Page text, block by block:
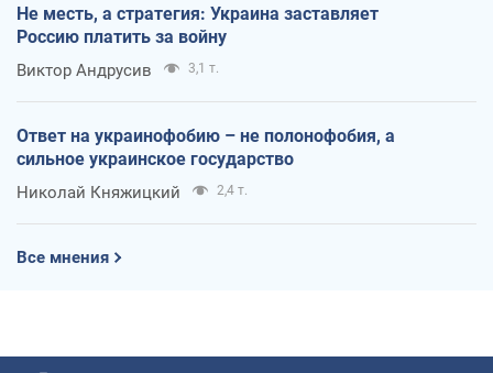
Не месть, а стратегия: Украина заставляет
Россию платить за войну
Виктор Андрусив 3,1 т.
Ответ на украинофобию – не полонофобия, а
сильное украинское государство
Николай Княжицкий 2,4 т.
Все мнения